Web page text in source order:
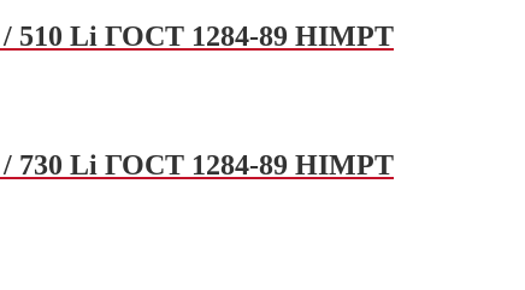
510 Li ГОСТ 1284-89 HIMPT
730 Li ГОСТ 1284-89 HIMPT